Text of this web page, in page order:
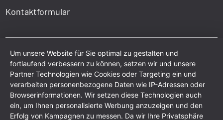
Kontaktformular
Um unsere Website für Sie optimal zu gestalten und
fortlaufend verbessern zu können, setzen wir und unsere
Partner Technologien wie Cookies oder Targeting ein und
verarbeiten personenbezogene Daten wie IP-Adressen oder
Browserinformationen. Wir setzen diese Technologien auch
ein, um Ihnen personalisierte Werbung anzuzeigen und den
Erfolg von Kampagnen zu messen. Da wir Ihre Privatsphäre